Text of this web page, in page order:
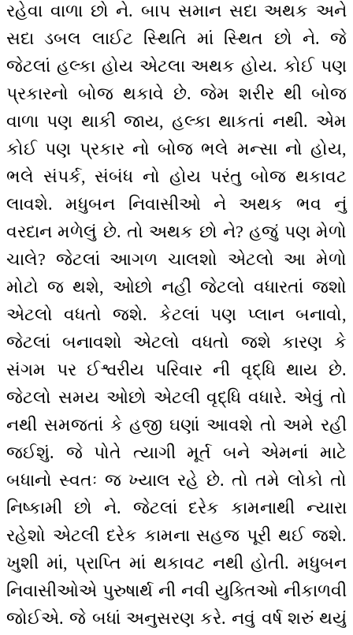
રહેવા વાળા છો ને. બાપ સમાન સદા અથક અને
સદા ડબલ લાઈટ સ્થિતિ માં સ્થિત છો ને. જે
જેટલાં હલ્કા હોય એટલા અથક હોય. કોઈ પણ
પ્રકારનો બોજ થકાવે છે. જેમ શરીર થી બોજ
વાળા પણ થાકી જાય, હલ્કા થાકતાં નથી. એમ
કોઈ પણ પ્રકાર નો બોજ ભલે મન્સા નો હોય,
ભલે સંપર્ક, સંબંધ નો હોય પરંતુ બોજ થકાવટ
લાવશે. મધુબન નિવાસીઓ ને અથક ભવ નું
વરદાન મળેલું છે. તો અથક છો ને? હજું પણ મેળો
ચાલે? જેટલાં આગળ ચાલશો એટલો આ મેળો
મોટો જ થશે, ઓછો નહીં જેટલો વધારતાં જશો
એટલો વધતો જશે. કેટલાં પણ પ્લાન બનાવો,
જેટલાં બનાવશો એટલો વધતો જશે કારણ કે
સંગમ પર ઈશ્વરીય પરિવાર ની વૃદ્ધિ થાય છે.
જેટલો સમય ઓછો એટલી વૃદ્ધિ વધારે. એવું તો
નથી સમજતાં કે હજી ઘણાં આવશે તો અમે રહી
જઈશું. જે પોતે ત્યાગી મૂર્ત બને એમનાં માટે
બધાનો સ્વતઃ જ ખ્યાલ રહે છે. તો તમે લોકો તો
નિષ્કામી છો ને. જેટલાં દરેક કામનાથી ન્યારા
રહેશો એટલી દરેક કામના સહજ પૂરી થઈ જશે.
ખુશી માં, પ્રાપ્તિ માં થકાવટ નથી હોતી. મધુબન
નિવાસીઓએ પુરુષાર્થ ની નવી યુક્તિઓ નીકાળવી
જોઈએ. જે બધાં અનુસરણ કરે. નવું વર્ષ શરું થયું